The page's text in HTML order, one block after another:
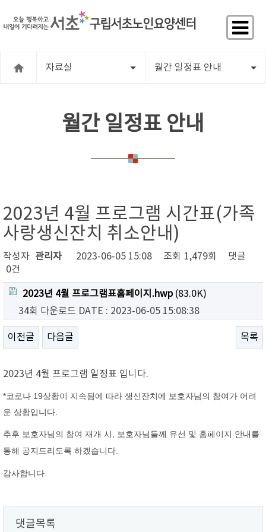
자료실 월간 일정표 안내
월간 일정표 안내
2023년 4월 프로그램 시간표(가족
사랑생신잔치 취소안내)
작성자 관리자 2023-06-05 15:08 조회 1,479회
댓글
0건
2023년 4월 프로그램표홈페이지.hwp(83.0K)
34회 다운로드 DATE : 2023-06-05 15:08:38
이전글 다음글 목록
2023년 4월 프로그램 일정표 입니다.
*코로나 19상황이 지속됨에 따라 생신잔치에 보호자님의 참여가 어려
운 상황입니다.
추후 보호자님의 참여 재개 시, 보호자님들께 유선 및 홈페이지 안내를
통해 공지드리도록 하겠습니다.
감사합니다.
댓글목록